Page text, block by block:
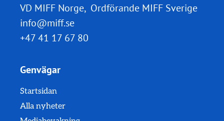
VD MIFF Norge, Ordförande MIFF Sverige
info@miff.se
+47 41 17 67 80
Genvägar
Startsidan
Alla nyheter